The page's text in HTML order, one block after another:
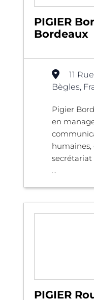
PIGIER
Bordeaux
11
Bègles,
Pigier
en
secrétariat
...
PIGIER